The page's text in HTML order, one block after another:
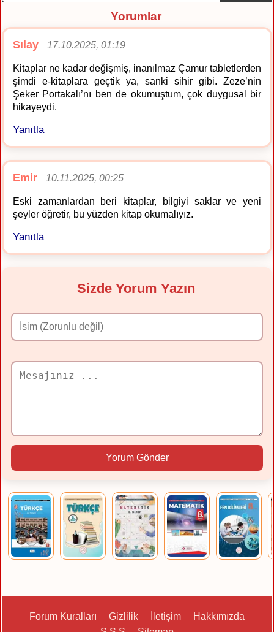
Yorumlar
Sılay 17.10.2025, 01:19
Kitaplar ne kadar değişmiş, inanılmaz Çamur tabletlerden
şimdi e-kitaplara geçtik ya, sanki sihir gibi. Zeze’nin
Şeker Portakalı’nı ben de okumuştum, çok duygusal bir
hikayeydi.
Yanıtla
Emir 10.11.2025, 00:25
Eski zamanlardan beri kitaplar, bilgiyi saklar ve yeni
şeyler öğretir, bu yüzden kitap okumalıyız.
Yanıtla
Sizde Yorum Yazın
Yorum Gönder
Forum Kuralları Gizlilik İletişim
Hakkımızda